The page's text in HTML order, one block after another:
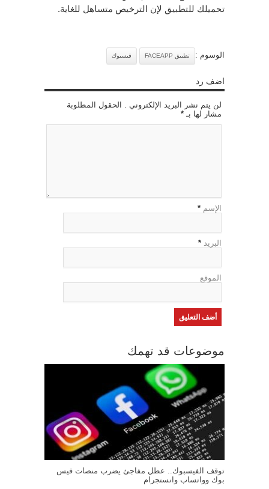
تحميلك للتطبيق لإن الترخيص متساهل للغاية.
الوسوم : تطبيق FACEAPP فيسبوك
اضف رد
لن يتم نشر البريد الإلكتروني . الحقول المطلوبة
مشار لها بـ *
الإسم *
البريد *
الموقع
موضوعات قد تهمك
توقف الفيسبوك.. عطل مفاجئ يضرب منصات فيس
بوك وواتساب وانستجرام